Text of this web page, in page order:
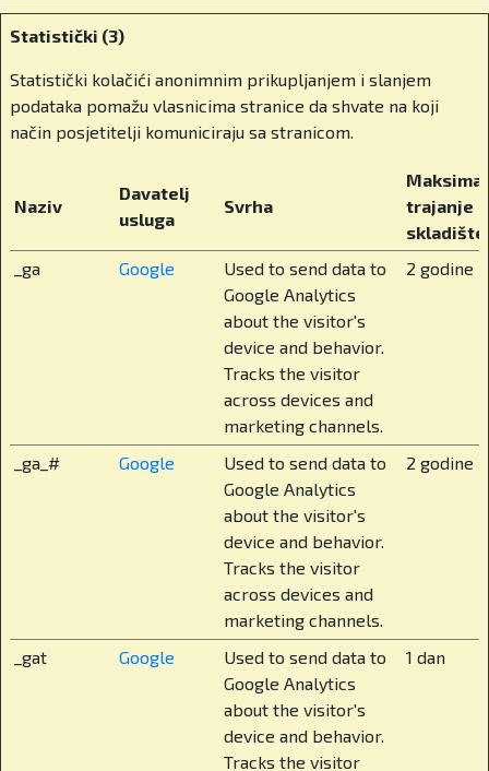
za vaše učenike? Kako izgleda svakodnevica
učenika u BISZ-u? Govorimo o školi u kojoj
svijeta.
Točno. Imamo jako multikulturalno okruženje, a
održava na engleskom, ali niži razredi uključuju i
hrvatski jezik kako bismo očuvali lokalnu
povezanost. Internat je dostupan starijim
učenicima i nudi potpunu brigu, od mentorstva,
prehrane do izvannastavnih aktivnosti. To
uključuje razne sportove, glazbu, likovne
radionice, kritičko mišljenje, građanski odgoj, koji
je kod nas već standard u višim razredima, dok se
o njemu u javnim školama još uvijek lome koplja.
Sigurnost je roditeljima često najvažnija
tema. Kako je riješena kod vas?
Imamo zatvoreni kampus na 25.000 m² s 82
sigurnosne kamere koje pokrivaju svaki zaštitni
perimetar, 24/7 osiguranjem i kontroliranim
pristupom. Čak i roditelji dolaze po dogovoru,
odnosno moraju se najaviti. Djeca su potpuno u
sigurnom i nadziranom okruženju. Ali sigurnost
za nas nije samo fizička, zaključana vrata i
protokoli, ona znači i emocionalnu podršku, jasno
definirana pravila, stručno osoblje i otvorenu
Statistički (3)
Statistički kolačići anonimnim prikupljanjem i slanjem
podataka pomažu vlasnicima stranice da shvate na koji
način posjetitelji komuniciraju sa stranicom.
Naziv
Davatelj
usluga
Svrha
trajanje
_ga
Google
Used to send data to
Google Analytics
about the visitor's
device and behavior.
Tracks the visitor
across devices and
marketing channels.
2 godine
_ga_# Google
Used to send data to
Google Analytics
about the visitor's
device and behavior.
Tracks the visitor
across devices and
marketing channels.
2 godine
_gat Google
Used to send data to
Google Analytics
about the visitor's
device and behavior.
Tracks the visitor
1 dan